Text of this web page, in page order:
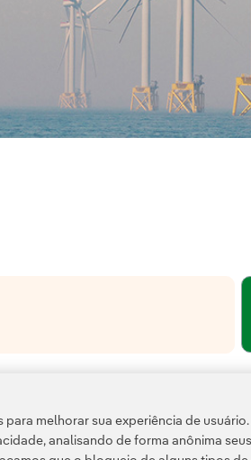
melhorar sua experiência de
analisando de forma anônima